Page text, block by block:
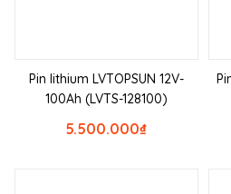
Pin lithium LVTOPSUN 12V-
100Ah (LVTS-128100)
₫
5.500.000